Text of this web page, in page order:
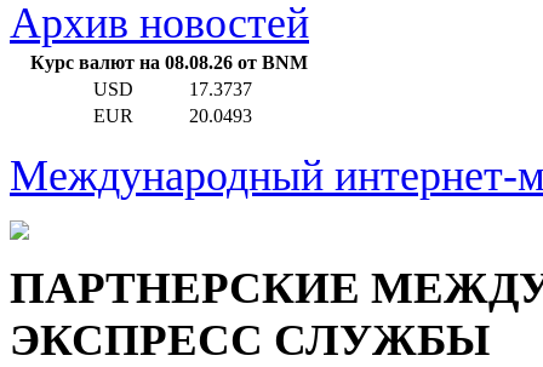
Архив новостей
Курс валют на 08.08.26 от BNM
USD
17.3737
EUR
20.0493
Международный интернет-
ПАРТНЕРСКИЕ
ЭКСПРЕСС СЛУЖБЫ